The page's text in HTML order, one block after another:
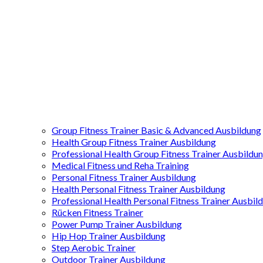
Group Fitness Trainer Basic & Advanced Ausbildung
Health Group Fitness Trainer Ausbildung
Professional Health Group Fitness Trainer
Medical Fitness und Reha Training
Personal Fitness Trainer Ausbildung
Health Personal Fitness Trainer Ausbildung
Professional Health Personal Fitness Trainer
Rücken Fitness Trainer
Power Pump Trainer Ausbildung
Hip Hop Trainer Ausbildung
Step Aerobic Trainer
Outdoor Trainer Ausbildung